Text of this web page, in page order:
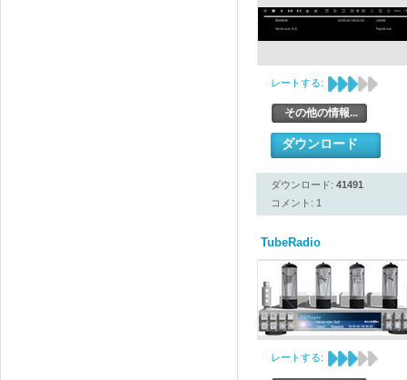
レートする:
その他の情報...
ダウンロード
ダウンロード: 41491
コメント: 1
TubeRadio
レートする: